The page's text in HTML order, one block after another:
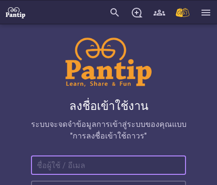
search menu
ลงชื่อเข้าใช้งาน
ระบบจะจดจำข้อมูลการเข้าสู่ระบบของคุณแบบ
"การลงชื่อเข้าใช้ถาวร"